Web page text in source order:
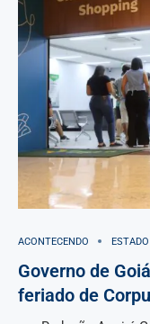
ACONTECENDO ESTADO
Governo de
feriado de